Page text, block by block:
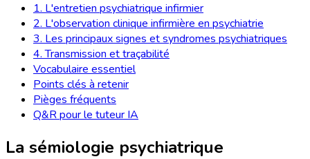
1. L'entretien psychiatrique infirmier
2. L'observation clinique infirmière en psychiatrie
3. Les principaux signes et syndromes psychiatriques
4. Transmission et traçabilité
Vocabulaire essentiel
Points clés à retenir
Pièges fréquents
Q&R pour le tuteur IA
La sémiologie psychiatrique